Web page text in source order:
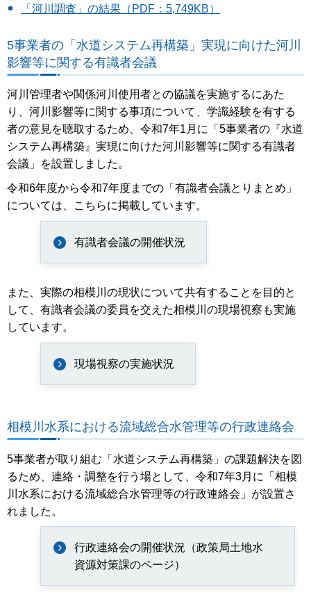
「河川調査」の結果（PDF：5,749KB）
5事業者の「水道システム再構築」実現に向けた河川
影響等に関する有識者会議
河川管理者や関係河川使用者との協議を実施するにあた
り、河川影響等に関する事項について、学識経験を有する
者の意見を聴取するため、令和7年1月に「5事業者の『水道
システム再構築』実現に向けた河川影響等に関する有識者
会議」を設置しました。
令和6年度から令和7年度までの「有識者会議とりまとめ」
については、こちらに掲載しています。
有識者会議の開催状況
また、実際の相模川の現状について共有することを目的と
して、有識者会議の委員を交えた相模川の現場視察も実施
しています。
現場視察の実施状況
相模川水系における流域総合水管理等の行政連絡会
5事業者が取り組む「水道システム再構築」の課題解決を図
るため、連絡・調整を行う場として、令和7年3月に「相模
川水系における流域総合水管理等の行政連絡会」が設置さ
れました。
行政連絡会の開催状況（政策局土地水
資源対策課のページ）